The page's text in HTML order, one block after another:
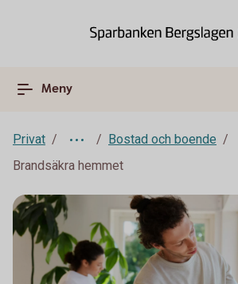
Meny
Privat
Bostad och boende
Brandsäkra hemmet